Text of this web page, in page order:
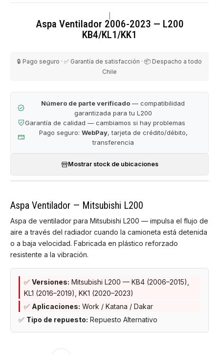
Aspa Ventilador 2006-2023 — L200
KB4/KL1/KK1
🔒 Pago seguro · ✅ Garantía de satisfacción · 📦 Despacho a todo
Chile
Número de parte verificado — compatibilidad
garantizada para tu L200
Garantía de calidad — cambiamos si hay problemas
Pago seguro: WebPay, tarjeta de crédito/débito,
transferencia
Mostrar stock de ubicaciones
Aspa Ventilador — Mitsubishi L200
Aspa de ventilador para Mitsubishi L200 — impulsa el flujo de
aire a través del radiador cuando la camioneta está detenida
o a baja velocidad. Fabricada en plástico reforzado
resistente a la vibración.
✅ Versiones: Mitsubishi L200 — KB4 (2006–2015),
KL1 (2016–2019), KK1 (2020–2023)
✅ Aplicaciones: Work / Katana / Dakar
✅ Tipo de repuesto: Repuesto Alternativo